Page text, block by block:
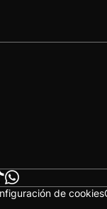
de cookies